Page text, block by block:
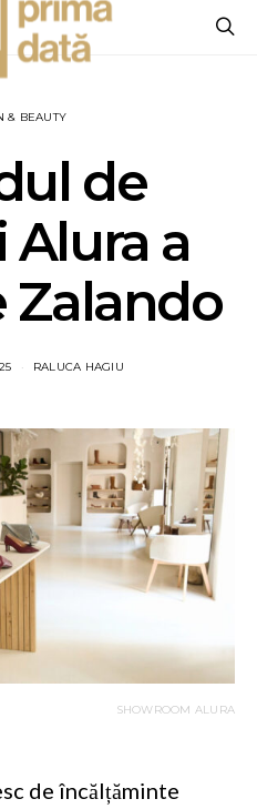
& BEAUTY
de
a
Zalando
RALUCA HAGIU
SHOWROOM ALURA
de încălțăminte